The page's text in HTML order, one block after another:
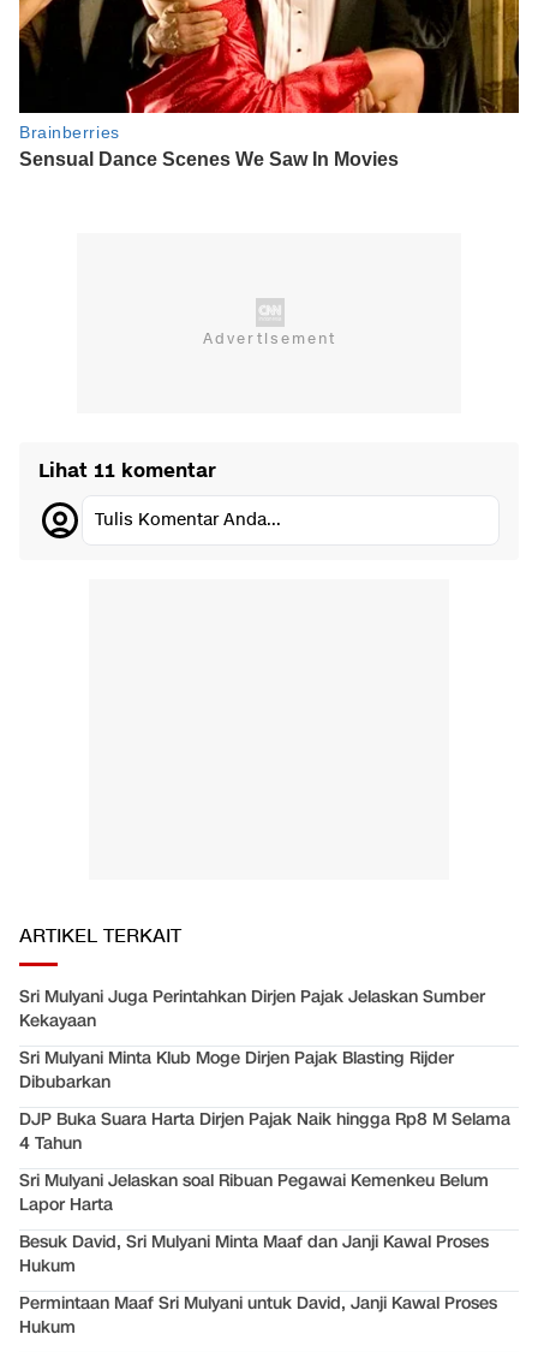
Lihat 11 komentar
Tulis Komentar Anda...
ARTIKEL TERKAIT
Sri Mulyani Juga Perintahkan Dirjen Pajak Jelaskan Sumber
Kekayaan
Sri Mulyani Minta Klub Moge Dirjen Pajak Blasting Rijder
Dibubarkan
DJP Buka Suara Harta Dirjen Pajak Naik hingga Rp8 M Selama
4 Tahun
Sri Mulyani Jelaskan soal Ribuan Pegawai Kemenkeu Belum
Lapor Harta
Besuk David, Sri Mulyani Minta Maaf dan Janji Kawal Proses
Hukum
Permintaan Maaf Sri Mulyani untuk David, Janji Kawal Proses
Hukum